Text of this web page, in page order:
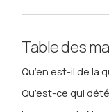
Table des
Qu’en est-il de la
Qu’est-ce qui